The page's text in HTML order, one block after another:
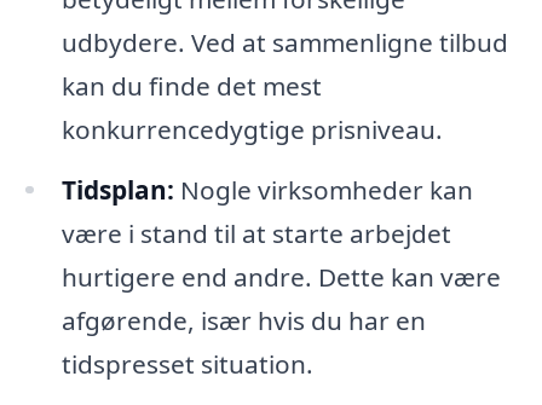
udbydere. Ved at sammenligne tilbud
kan du finde det mest
konkurrencedygtige prisniveau.
Tidsplan: Nogle virksomheder kan
være i stand til at starte arbejdet
hurtigere end andre. Dette kan være
afgørende, især hvis du har en
tidspresset situation.